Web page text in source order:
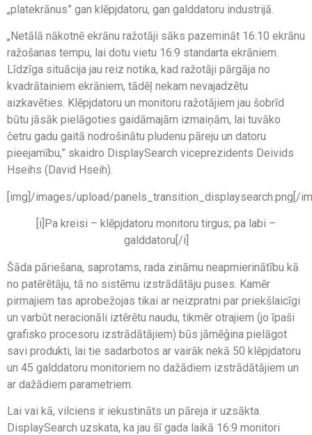
„platekrānus” gan klēpjdatoru, gan galddatoru industrijā.
„Netālā nākotnē ekrānu ražotāji sāks pazemināt 16:10 ekrānu
ražošanas tempu, lai dotu vietu 16:9 standarta ekrāniem.
Līdzīga situācija jau reiz notika, kad ražotāji pārgāja no
kvadrātainiem ekrāniem, tādēļ nekam nevajadzētu
aizkavēties. Klēpjdatoru un monitoru ražotājiem jau šobrīd
būtu jāsāk pielāgoties gaidāmajām izmaiņām, lai tuvāko
četru gadu gaitā nodrošinātu pludenu pāreju un datoru
pieejamību,” skaidro DisplaySearch viceprezidents Deivids
Hseihs (David Hseih).
[img]/images/upload/panels_transition_displaysearch.png[/
[i]Pa kreisi – klēpjdatoru monitoru tirgus; pa labi –
galddatoru[/i]
Šāda pāriešana, saprotams, rada zināmu neapmierinātību kā
no patērētāju, tā no sistēmu izstrādātāju puses. Kamēr
pirmajiem tas aprobežojas tikai ar neizpratni par priekšlaicīgi
un varbūt neracionāli iztērētu naudu, tikmēr otrajiem (jo īpaši
grafisko procesoru izstrādātājiem) būs jāmēģina pielāgot
savi produkti, lai tie sadarbotos ar vairāk nekā 50 klēpjdatoru
un 45 galddatoru monitoriem no dažādiem izstrādātājiem un
ar dažādiem parametriem.
Lai vai kā, vilciens ir iekustināts un pāreja ir uzsākta.
DisplaySearch uzskata, ka jau šī gada laikā 16:9 monitori